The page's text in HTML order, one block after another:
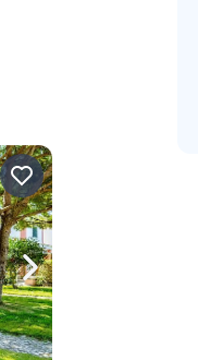
Nach rechts navigieren